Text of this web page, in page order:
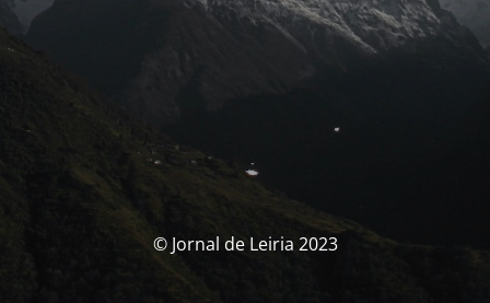
© Jornal de Leiria 2023